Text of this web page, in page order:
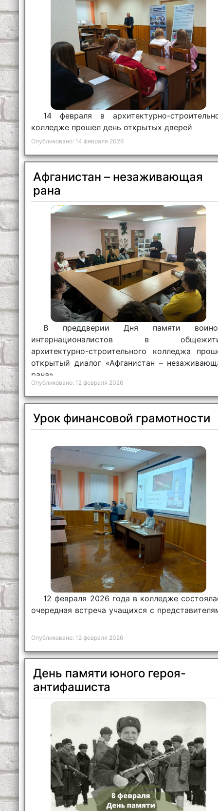
14 февраля в архитектурно-
колледже прошел день открытых дверей
Опубликовано: 14 февраля 2026
Афганистан – незаживающая
рана
В преддверии Дня памяти
интернационалистов в
архитектурно-строительного колледжа
открытый диалог «Афганистан –
рана».
Опубликовано: 12 февраля 2026
Урок финансовой грамотности
12 февраля 2026 года в колледже
очередная встреча учащихся с
Республики Беларусь.
Опубликовано: 12 февраля 2026
День памяти юного героя-
антифашиста